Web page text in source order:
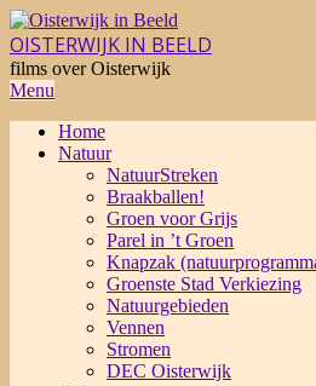
Skip
to
content
OISTERWIJK IN BEELD
films over Oisterwijk
Primary
Menu
Menu
Home
Natuur
NatuurStreken
Braakballen!
Groen voor Grijs
Parel in ’t Groen
Knapzak
Groenste Stad Verkiezing
Natuurgebieden
Vennen
Stromen
DEC Oisterwijk